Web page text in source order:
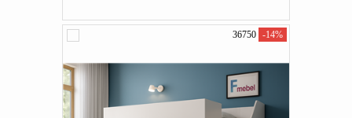
36750 -14%